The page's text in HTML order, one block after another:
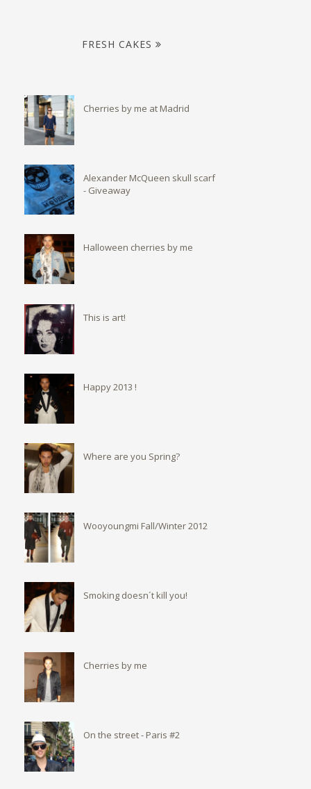
FRESH CAKES
Cherries by me at Madrid
Alexander McQueen skull scarf
- Giveaway
Halloween cherries by me
This is art!
Happy 2013 !
Where are you Spring?
Wooyoungmi Fall/Winter 2012
Smoking doesn´t kill you!
Cherries by me
On the street - Paris #2